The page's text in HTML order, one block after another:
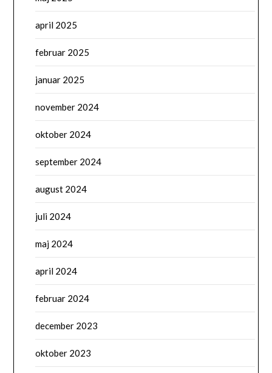
april 2025
februar 2025
januar 2025
november 2024
oktober 2024
september 2024
august 2024
juli 2024
maj 2024
april 2024
februar 2024
december 2023
oktober 2023